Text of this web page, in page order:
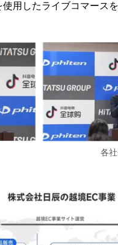
用したライブコマース
各